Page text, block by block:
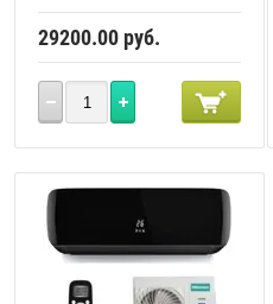
29200.00 руб.